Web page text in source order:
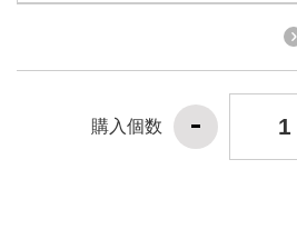
購入個数